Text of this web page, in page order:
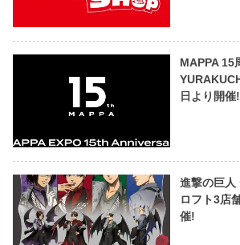
MAPPA 15
日より開催!
進撃の巨人
ロフト3店
催!